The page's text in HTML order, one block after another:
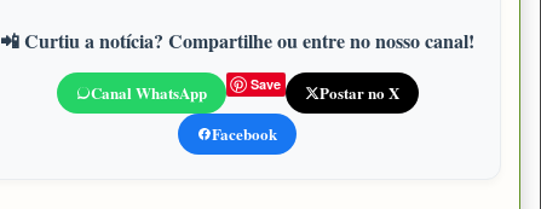
📲 Curtiu a notícia? Compartilhe ou entre no nosso canal!
Canal WhatsApp Save
Postar no X
Facebook